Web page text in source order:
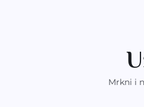
Mrkni i